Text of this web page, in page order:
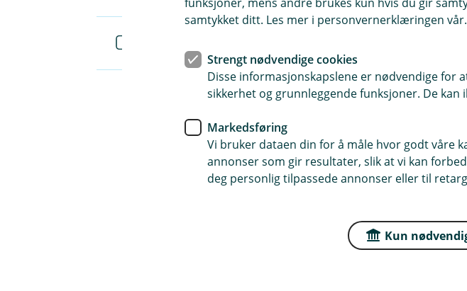
samtykket ditt. Les mer i personvernerklæringen vår.
Strengt nødvendige cookies
Disse informasjonskapslene er nødvendige for
sikkerhet og grunnleggende funksjoner. De kan
Markedsføring
Vi bruker dataen din for å måle hvor godt våre
annonser som gir resultater, slik at vi kan
deg personlig tilpassede annonser eller til
Kun